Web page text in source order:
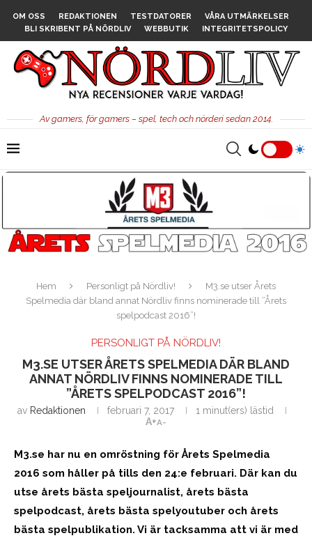
OM OSS REDAKTIONEN TESTDATORER
VÅRA UTMÄRKELSER
BLI SKRIBENT PÅ NÖRDLIV
WEBBUTIK INTEGRITETSPOLICY
Av gamers, för gamers – spel, tech och nörderi sedan 2014.
Hem Personligt på Nördliv!
M3.se utser Årets
Spelmedia där bland annat Nördliv finns nominerade till ”Årets
spelpodcast 2016”!
PERSONLIGT PÅ NÖRDLIV!
M3.SE UTSER ÅRETS SPELMEDIA DÄR BLAND
ANNAT NÖRDLIV FINNS NOMINERADE TILL
”ÅRETS SPELPODCAST 2016”!
av Redaktionen februari 7, 2017
1 minut(ers) lästid
A+A-
M3.se har nu en omröstning för Årets Spelmedia
2016 som håller på tills den 24:e februari. Där kan du
utse årets bästa speljournalist, årets bästa
spelpodcast, årets bästa spelyoutuber och årets
bästa spelpublikation. Vi är tacksamma att vi är med